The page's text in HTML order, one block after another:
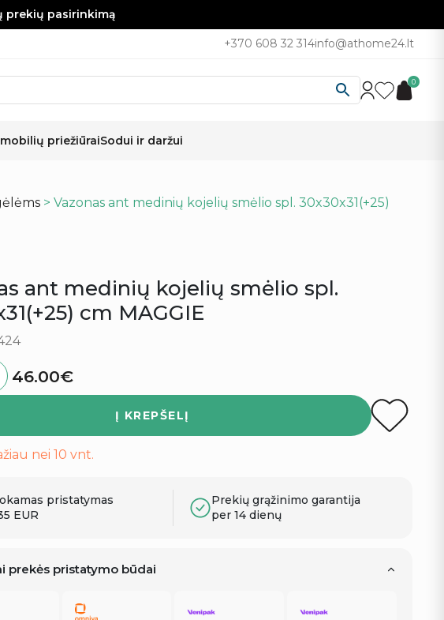
prekių pasirinkimą
+370 608 32 314info@athome24.lt
0
priežiūraiSodui ir daržui
> Vazonas ant medinių kojelių smėlio spl. 30x30x31(+25)
ant medinių kojelių smėlio spl.
cm MAGGIE
46.00€
Į KREPŠELĮ
nei 10 vnt.
pristatymas
EUR
Prekių grąžinimo garantija
per 14 dienų
prekės pristatymo būdai